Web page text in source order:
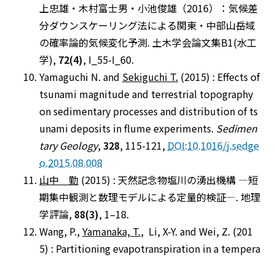
上忠雄・木村富士男・小池俊雄（2016）：気候差
分ダウンスケーリング法による関東・中部山岳域
の確率論的気候変化予測. 土木学会論文集B1(水工
学), 72(4), I_55-I_60.
Yamaguchi N. and Sekiguchi T. (2015) : Effects of
tsunami magnitude and terrestrial topography
on sedimentary processes and distribution of ts
unami deposits in flume experiments. Sedimen
tary Geology,328, 115-121, DOI:10.1016/j.sedge
o.2015.08.008
山中 勤 (2015) : 天然記念物塩川の湧出機構 ―短
期集中観測と数理モデルによる定量的検証―. 地理
学評論, 88(3), 1–18.
Wang, P.,Yamanaka, T., Li, X-Y. and Wei, Z. (201
5) : Partitioning evapotranspiration in a tempera